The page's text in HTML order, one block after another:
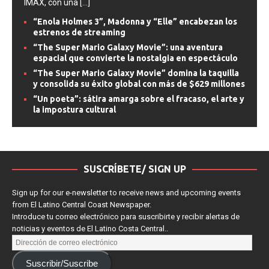
[...]
“Enola Holmes 3”, Madonna y “Elle” encabezan los
estrenos de streaming
“The Super Mario Galaxy Movie”: una aventura
espacial que convierte la nostalgia en espectáculo
“The Super Mario Galaxy Movie” domina la taquilla
y consolida su éxito global con más de $629 millones
“Un poeta”: sátira amarga sobre el fracaso, el arte y
la impostura cultural
SUSCRÍBETE/ SIGN UP
Sign up for our e-newsletter to receive news and upcoming events
from El Latino Central Coast Newspaper.
Introduce tu correo electrónico para suscribirte y recibir alertas de
noticias y eventos de El Latino Costa Central..